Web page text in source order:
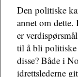
Den politiske
annet om
er
til å bli politiske
disse? Både i
idrettslederne